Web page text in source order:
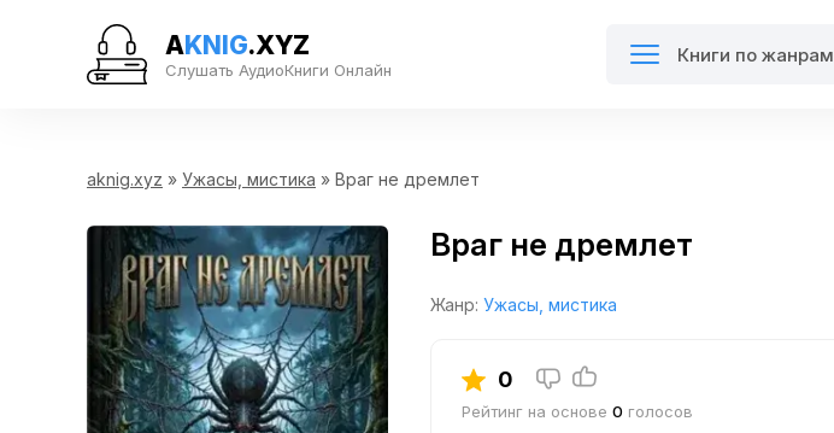
AKNIG.XYZ
Слушать АудиоКниги Онлайн
Книги по жанрам
aknig.xyz » Ужасы, мистика » Враг не дремлет
Враг не дремлет
Жанр: Ужасы, мистика
0
Рейтинг на основе 0 голосов